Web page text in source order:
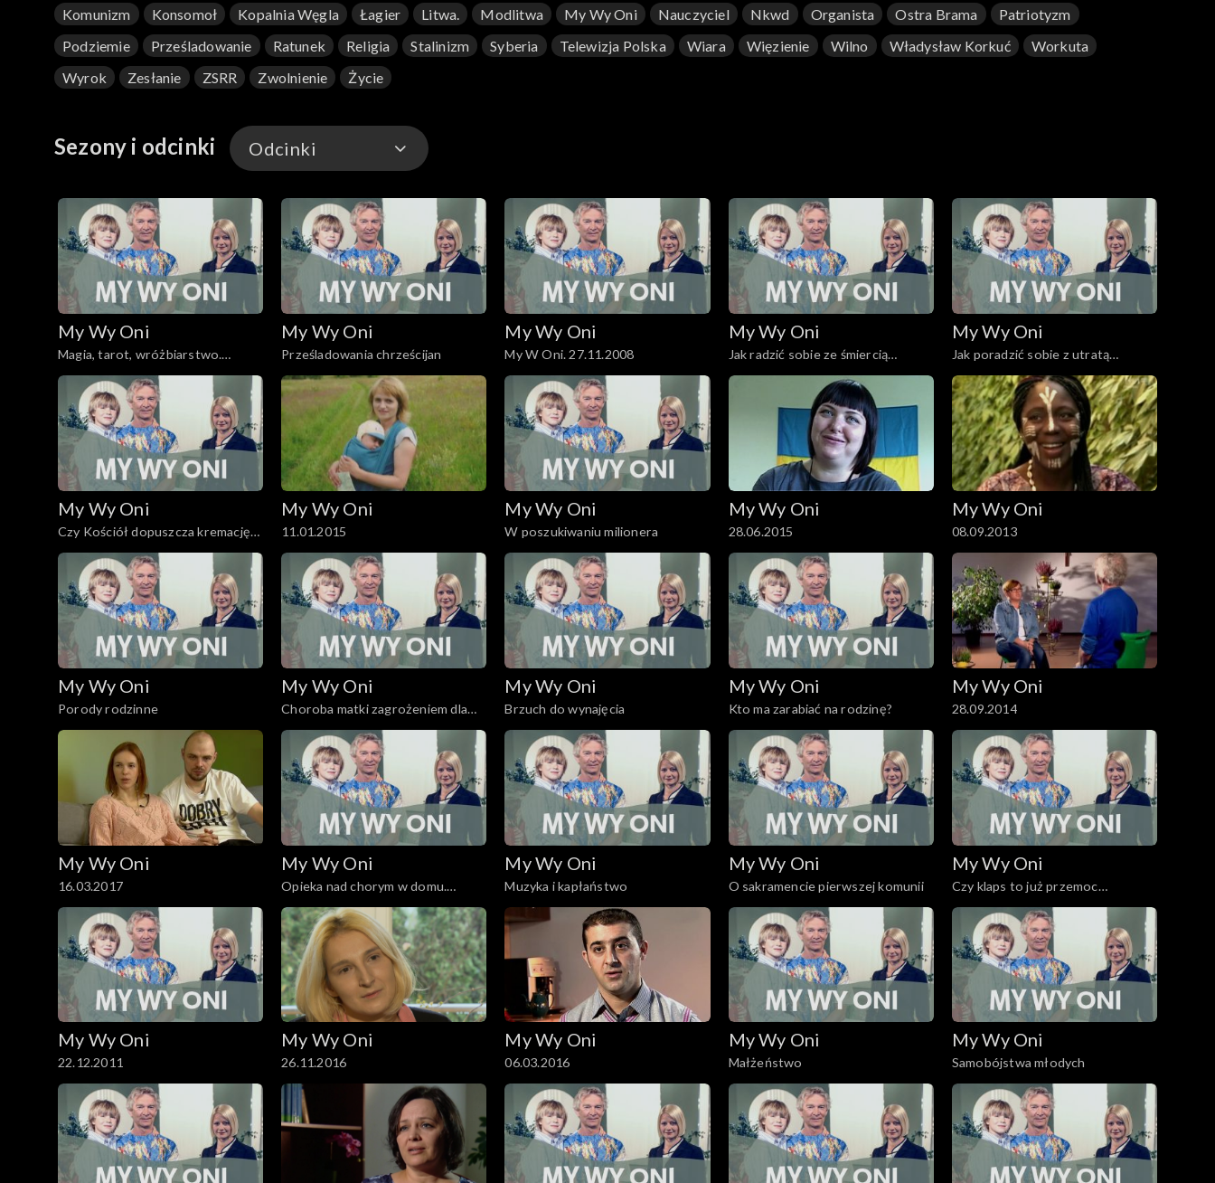
Komunizm
Konsomoł Kopalnia Węgla Łagier Litwa. Modlitwa My Wy Oni Nauczyciel Nkwd Organista Ostra Brama
Patriotyzm
Podziemie
Prześladowanie Ratunek Religia Stalinizm Syberia Telewizja Polska Wiara Więzienie Wilno Władysław Korkuć
Workuta
Wyrok
Zesłanie ZSRR Zwolnienie Życie
Sezony i odcinki Odcinki
Odcinki
My Wy Oni
Magia, tarot, wróżbiarstwo.
13.11.2008
My Wy Oni
Prześladowania chrześcijan
My Wy Oni
My W Oni. 27.11.2008
My Wy Oni
Jak radzić sobie ze śmiercią
najbliższych?
My Wy Oni
Jak poradzić sobie z utratą
dziecka? 20.11.2008
My Wy Oni
Czy Kościół dopuszcza kremację
zwłok? O katolickim pochówku.
My Wy Oni
11.01.2015
My Wy Oni
W poszukiwaniu milionera
My Wy Oni
28.06.2015
My Wy Oni
08.09.2013
My Wy Oni
Porody rodzinne
My Wy Oni
Choroba matki zagrożeniem dla
dziecka
My Wy Oni
Brzuch do wynajęcia
My Wy Oni
Kto ma zarabiać na rodzinę?
My Wy Oni
28.09.2014
My Wy Oni
16.03.2017
My Wy Oni
Opieka nad chorym w domu.
23.10.2008
My Wy Oni
Muzyka i kapłaństwo
My Wy Oni
O sakramencie pierwszej komunii
My Wy Oni
Czy klaps to już przemoc
domowa?
My Wy Oni
22.12.2011
My Wy Oni
26.11.2016
My Wy Oni
06.03.2016
My Wy Oni
Małżeństwo
My Wy Oni
Samobójstwa młodych